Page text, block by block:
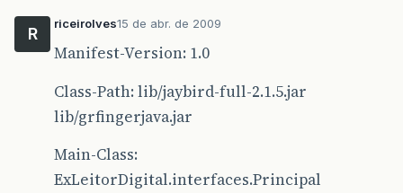
R
riceirolves15 de abr. de 2009
Manifest-Version: 1.0
Class-Path: lib/jaybird-full-2.1.5.jar
lib/grfingerjava.jar
Main-Class:
ExLeitorDigital.interfaces.Principal